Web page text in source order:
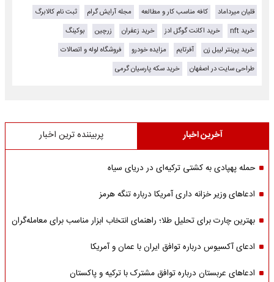
قلیان میرداماد کافه مناسب کار و مطالعه مجله آرایش گرام
ثبت نام کالابرگ
خرید nft
خرید اکانت گوگل ادز خرید زعفران زرچین
بوکینگ
خرید پرینتر لیبل زن
آفرتایم مزایده خودرو
فروشگاه لوله و اتصالات
طراحی سایت در اصفهان
خرید سکه پارسیان گرمی
آخرین اخبار پربیننده ترین اخبار
حمله پهپادی به کشتی ترکیه‌ای در دریای سیاه
ادعاهای وزیر خزانه داری آمریکا درباره تنگه هرمز
بهترین چارت برای تحلیل طلا؛ راهنمای انتخاب ابزار مناسب برای معامله‌گران
ادعای آکسیوس درباره توافق ایران با عمان و آمریکا
ادعاهای عربستان درباره توافق مشترک با ترکیه و پاکستان